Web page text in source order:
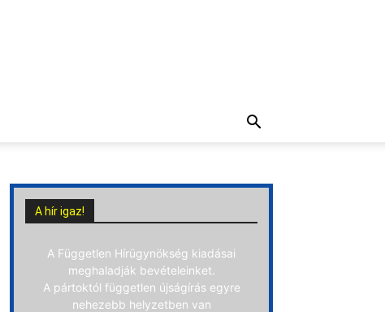
A hír igaz!
A Független Hírügynökség kiadásai
meghaladják bevételeinket.
A pártoktól független újságírás egyre
nehezebb helyzetben van